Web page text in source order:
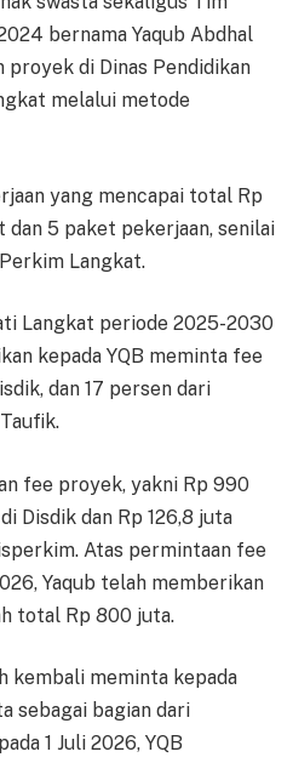
bernama Yaqub Abdhal
di Dinas Pendidikan
melalui metode
yang mencapai total Rp
5 paket pekerjaan, senilai
Langkat.
Langkat periode 2025-2030
kepada YQB meminta fee
dan 17 persen dari
fee proyek, yakni Rp 990
Disdik dan Rp 126,8 juta
Atas permintaan fee
Yaqub telah memberikan
total Rp 800 juta.
kembali meminta kepada
sebagai bagian dari
1 Juli 2026, YQB